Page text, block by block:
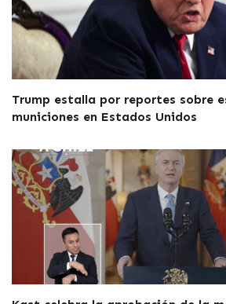
Trump estalla por reportes sobre
municiones en Estados Unidos